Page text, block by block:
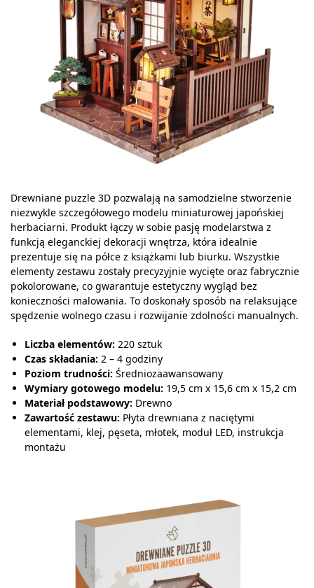
Drewniane puzzle 3D pozwalają na samodzielne stworzenie
niezwykle szczegółowego modelu miniaturowej japońskiej
herbaciarni. Produkt łączy w sobie pasję modelarstwa z
funkcją eleganckiej dekoracji wnętrza, która idealnie
prezentuje się na półce z książkami lub biurku. Wszystkie
elementy zestawu zostały precyzyjnie wycięte oraz fabrycznie
pokolorowane, co gwarantuje estetyczny wygląd bez
konieczności malowania. To doskonały sposób na relaksujące
spędzenie wolnego czasu i rozwijanie zdolności manualnych.
Liczba elementów: 220 sztuk
Czas składania: 2 – 4 godziny
Poziom trudności: Średniozaawansowany
Wymiary gotowego modelu: 19,5 cm x 15,6 cm x 15,2 cm
Materiał podstawowy: Drewno
Zawartość zestawu: Płyta drewniana z naciętymi
elementami, klej, pęseta, młotek, moduł LED, instrukcja
montażu